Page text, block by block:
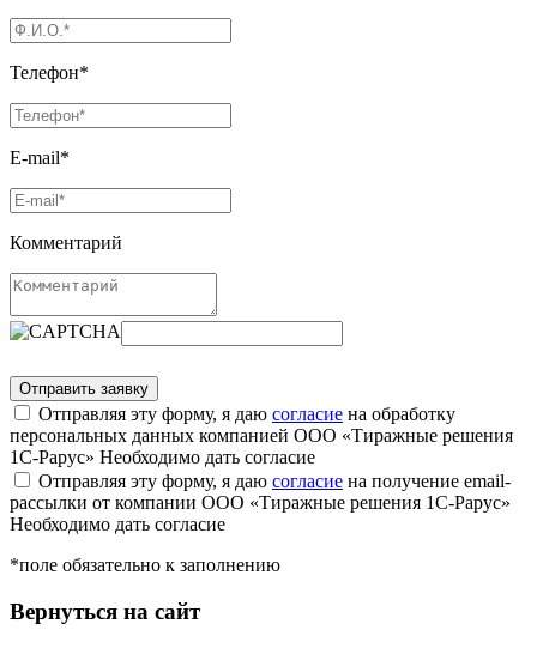
Телефон*
E-mail*
Комментарий
Отправляя эту форму, я даю согласие на обработку
персональных данных компанией ООО «Тиражные решения
1С-Рарус» Необходимо дать согласие
Отправляя эту форму, я даю согласие на получение email-
рассылки от компании ООО «Тиражные решения 1С-Рарус»
Необходимо дать согласие
*поле обязательно к заполнению
Вернуться на сайт